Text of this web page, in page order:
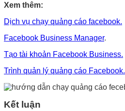
Xem thêm:
Dịch vụ chạy quảng cáo facebook.
Facebook Business Manager.
Tạo tài khoản Facebook Business.
Trình quản lý quảng cáo Facebook.
Kết luận